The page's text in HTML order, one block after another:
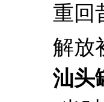
重回
解放
汕头